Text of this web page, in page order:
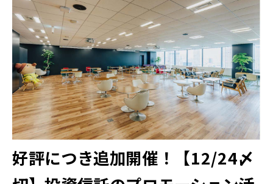
コラム・特集
インターンシップ体験談
好評につき追加開催！【12/24〆